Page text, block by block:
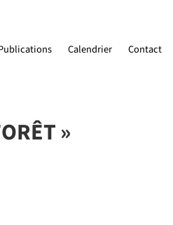
Calendrier Contact
»